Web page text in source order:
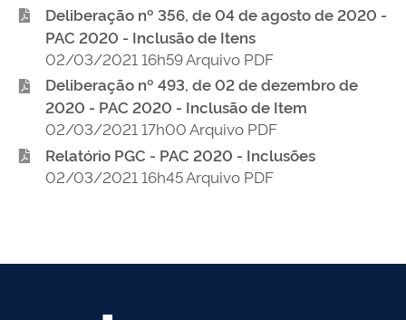
Deliberação nº 356, de 04 de agosto de 2020 -
PAC 2020 - Inclusão de Itens
02/03/2021 16h59 Arquivo PDF
Deliberação nº 493, de 02 de dezembro de
2020 - PAC 2020 - Inclusão de Item
02/03/2021 17h00 Arquivo PDF
Relatório PGC - PAC 2020 - Inclusões
02/03/2021 16h45 Arquivo PDF